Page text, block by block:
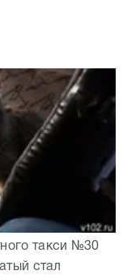
такси №30
стал